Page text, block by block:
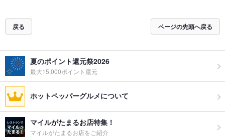
戻る ページの先頭へ戻る
夏のポイント還元祭2026
最大15,000ポイント還元
ホットペッパーグルメについて
マイルがたまるお店特集！
マイルがたまるお店をご紹介